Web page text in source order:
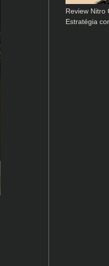
Review Nitro
Estratégia